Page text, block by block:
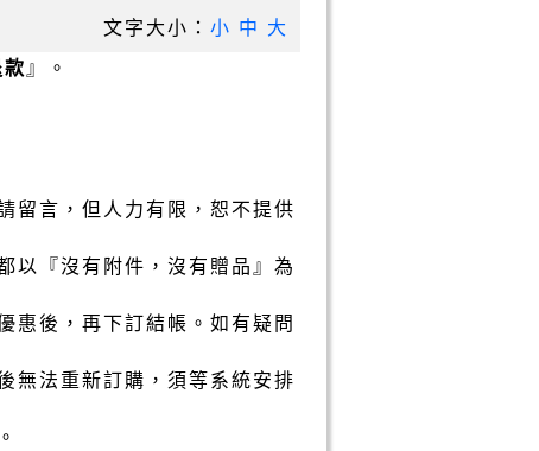
文字大小： 小 中 大
』。
留言，但人力有限，恕不提供
以『沒有附件，沒有贈品』為
惠後，再下訂結帳。如有疑問
無法重新訂購，須等系統安排